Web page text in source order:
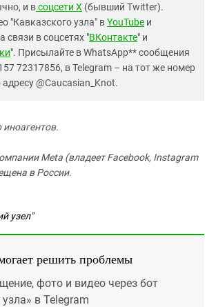
и всоцсети X (бывший Twitter).
"Кавказского узла" вYouTube и
связи в соцсетях "ВКонтакте" и
". Присылайте в WhatsApp** сообщения
72317856, в Telegram – на тот же номер
@Caucasian_Knot.
иноагентов.
Meta (владеет Facebook, Instagram
в России.
узел"
решить проблемы
фото и видео через бот
в Telegram